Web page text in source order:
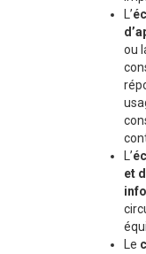
L’
ou
L’
et
Le